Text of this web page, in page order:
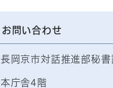
お問い合わせ
長岡京市対話推進部秘書
本庁舎4階